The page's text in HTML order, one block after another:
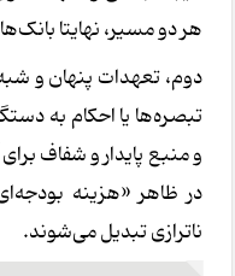
هر دو مسیر، نهایتا
دوم، تعهدات پنهان و
تبصره‌ها یا احکام به
و منبع پایدار و شفاف
در ظاهر «هزینه
ناترازی تبدیل می‌شوند.